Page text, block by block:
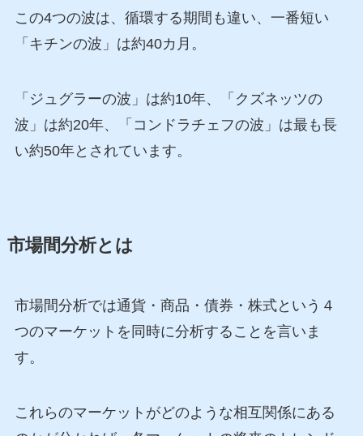
この4つの波は、循環する期間も違い、一番短い
「キチンの波」は約40カ月。
「ジュグラーの波」は約10年、「クズネッツの
波」は約20年、「コンドラチェフの波」は最も長
い約50年とされています。
市場間分析とは
市場間分析では通貨・商品・債券・株式という４
つのマーケットを同時に分析することを言いま
す。
これらのマーケットがどのような相互関係にある